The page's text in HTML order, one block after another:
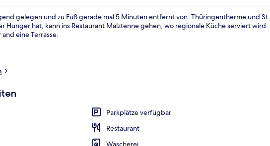
gelegen und zu Fuß gerade mal 5 Minuten entfernt von: Thüringentherme und St.
Hunger hat, kann ins Restaurant Malztenne gehen, wo regionale Küche serviert wird.
eine Terrasse.
Parkplätze verfügbar
Restaurant
Wäscherei